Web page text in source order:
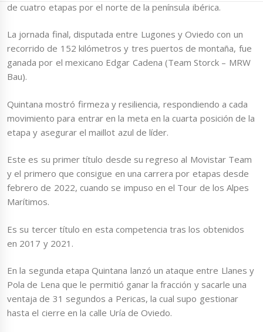
de cuatro etapas por el norte de la península ibérica.
La jornada final, disputada entre Lugones y Oviedo con un
recorrido de 152 kilómetros y tres puertos de montaña, fue
ganada por el mexicano Edgar Cadena (Team Storck – MRW
Bau).
Quintana mostró firmeza y resiliencia, respondiendo a cada
movimiento para entrar en la meta en la cuarta posición de la
etapa y asegurar el maillot azul de líder.
Este es su primer título desde su regreso al Movistar Team
y el primero que consigue en una carrera por etapas desde
febrero de 2022, cuando se impuso en el Tour de los Alpes
Marítimos.
Es su tercer título en esta competencia tras los obtenidos
en 2017 y 2021.
En la segunda etapa Quintana lanzó un ataque entre Llanes y
Pola de Lena que le permitió ganar la fracción y sacarle una
ventaja de 31 segundos a Pericas, la cual supo gestionar
hasta el cierre en la calle Uría de Oviedo.